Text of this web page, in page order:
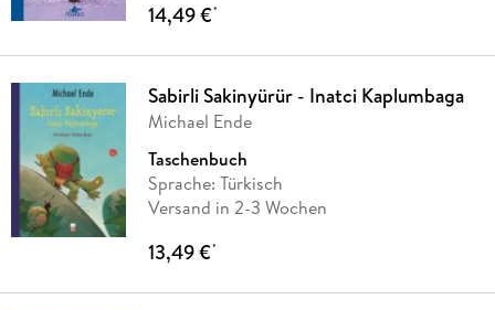
14,49 €*
Sabirli Sakinyürür - Inatci Kaplumbaga
Michael Ende
Taschenbuch
Sprache: Türkisch
Versand in 2-3 Wochen
13,49 €*